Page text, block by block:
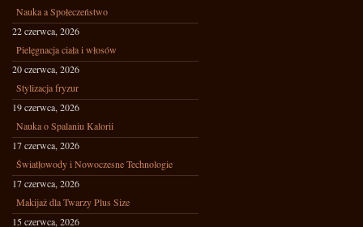
Nauka a Społeczeństwo
22 czerwca, 2026
Pielęgnacja ciała i włosów
20 czerwca, 2026
Stylizacja fryzur
19 czerwca, 2026
Nauka o Spalaniu Kalorii
17 czerwca, 2026
Światłowody i Nowoczesne Technologie
17 czerwca, 2026
Makijaż dla Twarzy Plus Size
15 czerwca, 2026